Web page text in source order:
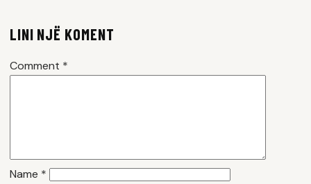
LINI NJË KOMENT
Comment *
Name *